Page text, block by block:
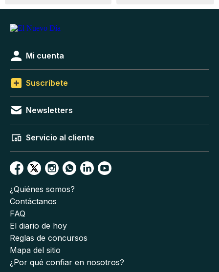
Mi cuenta
Suscríbete
Newsletters
Servicio al cliente
¿Quiénes somos?
Contáctanos
FAQ
El diario de hoy
Reglas de concursos
Mapa del sitio
¿Por qué confiar en nosotros?